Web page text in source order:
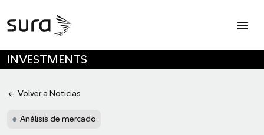
menu
INVESTMENTS
arrow_back Volver a Noticias
● Análisis de mercado